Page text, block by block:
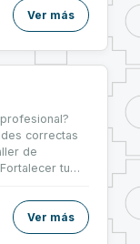
Ver más
correctas
de
tu
💼
Ver más